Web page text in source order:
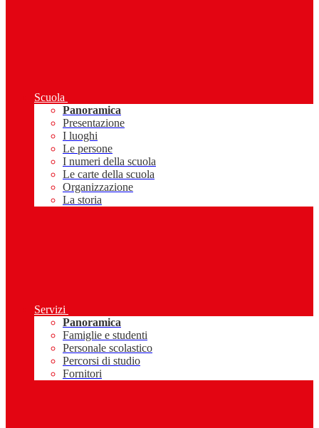
Scuola
Panoramica
Presentazione
I luoghi
Le persone
I numeri della scuola
Le carte della scuola
Organizzazione
La storia
Servizi
Panoramica
Famiglie e studenti
Personale scolastico
Percorsi di studio
Fornitori